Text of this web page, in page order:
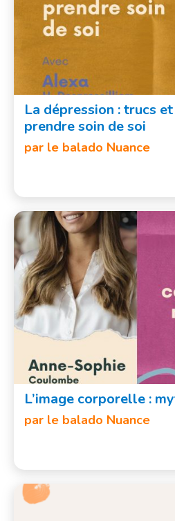
La dépression : trucs
prendre soin de soi
par le balado Nuance
L’image corporelle :
par le balado Nuance